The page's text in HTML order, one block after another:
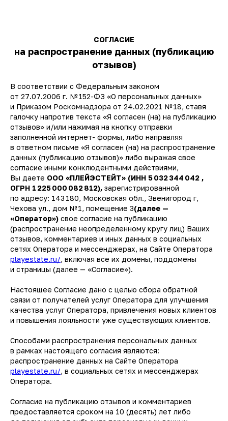
СОГЛАСИЕ
на распространение данных (публикацию
отзывов)
В соответствии с Федеральным законом
от 27.07.2006 г. № 152-ФЗ «О персональных данных»
и Приказом Роскомнадзора от 24.02.2021 № 18, ставя
галочку напротив текста «Я согласен (на) на публикацию
отзывов» и/или нажимая на кнопку отправки
заполненной интернет- формы, либо направляя
в ответном письме «Я согласен (на) на распространение
данных (публикацию отзывов)» либо выражая свое
согласие иными конклюдентными действиями,
Вы даете ООО «ПЛЕЙЭСТЕЙТ» (ИНН 5 032 344 042 ,
ОГРН 1 225 000 082 812), зарегистрированной
по адресу: 143 180, Московская обл., Звенигород г,
Чехова ул., дом № 1, помещение 3(далее —
«Оператор») свое согласие на публикацию
(распространение неопределенному кругу лиц) Ваших
отзывов, комментариев и иных данных в социальных
сетях Оператора и мессенджерах, на Сайте Оператора
playestate.ru/, включая все их домены, поддомены
и страницы (далее — «Согласие»).
Настоящее Согласие дано с целью сбора обратной
связи от получателей услуг Оператора для улучшения
качества услуг Оператора, привлечения новых клиентов
и повышения лояльности уже существующих клиентов.
Способами распространения персональных данных
в рамках настоящего согласия являются:
распространение данных на Сайте Оператора
playestate.ru/, в социальных сетях и мессенджерах
Оператора.
Согласие на публикацию отзывов и комментариев
предоставляется сроком на 10 (десять) лет либо